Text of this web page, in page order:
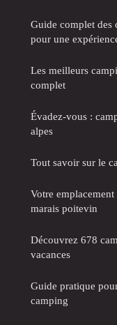
Guide complet des
pour une
Les meilleurs
complet
Évadez-vous :
alpes
Tout savoir sur le
Votre
marais poitevin
Découvrez 678
vacances
Guide pratique
camping